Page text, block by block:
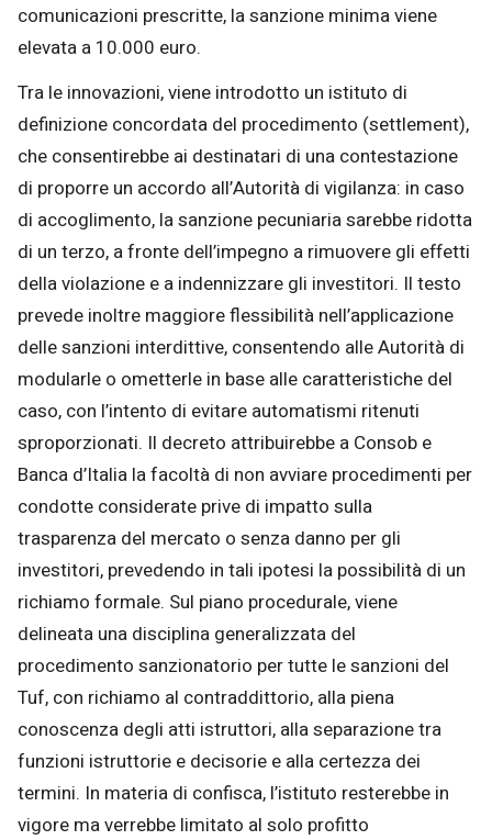
comunicazioni prescritte, la sanzione minima viene
elevata a 10.000 euro.
Tra le innovazioni, viene introdotto un istituto di
definizione concordata del procedimento (settlement),
che consentirebbe ai destinatari di una contestazione
di proporre un accordo all’Autorità di vigilanza: in caso
di accoglimento, la sanzione pecuniaria sarebbe ridotta
di un terzo, a fronte dell’impegno a rimuovere gli effetti
della violazione e a indennizzare gli investitori. Il testo
prevede inoltre maggiore flessibilità nell’applicazione
delle sanzioni interdittive, consentendo alle Autorità di
modularle o ometterle in base alle caratteristiche del
caso, con l’intento di evitare automatismi ritenuti
sproporzionati. Il decreto attribuirebbe a Consob e
Banca d’Italia la facoltà di non avviare procedimenti per
condotte considerate prive di impatto sulla
trasparenza del mercato o senza danno per gli
investitori, prevedendo in tali ipotesi la possibilità di un
richiamo formale. Sul piano procedurale, viene
delineata una disciplina generalizzata del
procedimento sanzionatorio per tutte le sanzioni del
Tuf, con richiamo al contraddittorio, alla piena
conoscenza degli atti istruttori, alla separazione tra
funzioni istruttorie e decisorie e alla certezza dei
termini. In materia di confisca, l’istituto resterebbe in
vigore ma verrebbe limitato al solo profitto